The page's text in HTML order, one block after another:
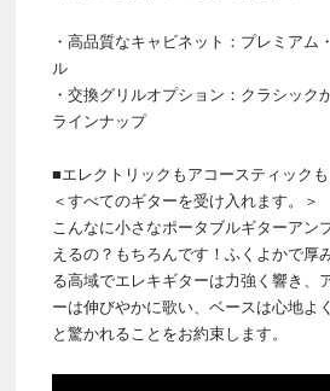
・高品質なキャビネット：プレミアム
ル
・交換グリルオプション：クラシック
ラインナップ
■エレクトリックもアコースティック
＜すべてのギターを受け入れます。＞
こんなに小さなポータブルギターアン
えるの？もちろんです！ふくよかで厚
る高域でエレキギターは力強く響き、
ーは伸びやかに歌い、ベースは心地よ
と驚かれることをお約束します。